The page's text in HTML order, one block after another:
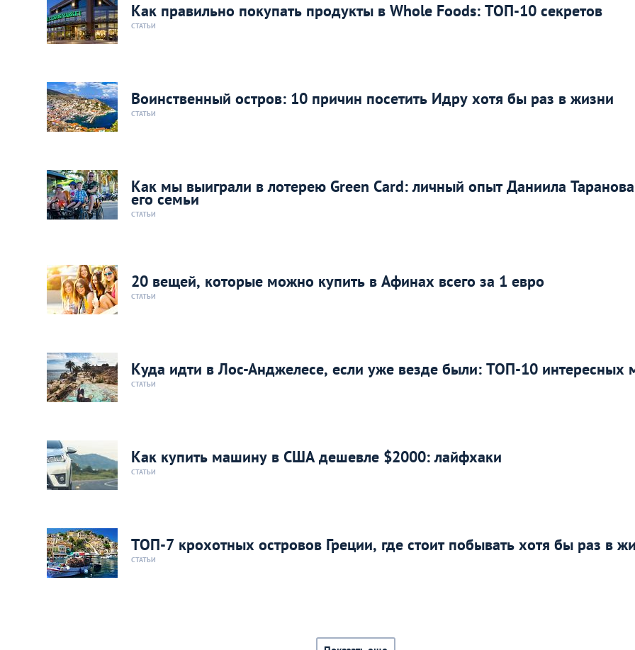
Как правильно покупать продукты в Whole Foods: ТОП-10 секретов
СТАТЬИ
Воинственный остров: 10 причин посетить Идру хотя бы раз в жизни
СТАТЬИ
Как мы выиграли в лотерею Green Card: личный опыт Даниила
его семьи
СТАТЬИ
20 вещей, которые можно купить в Афинах всего за 1 евро
СТАТЬИ
Куда идти в Лос-Анджелесе, если уже везде были: ТОП-10 интересных
СТАТЬИ
Как купить машину в США дешевле $2000: лайфхаки
СТАТЬИ
ТОП-7 крохотных островов Греции, где стоит побывать хотя бы раз в
СТАТЬИ